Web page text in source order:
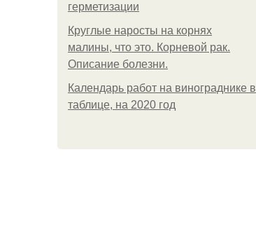
герметизации
Круглые наросты на корнях
малины, что это. Корневой рак.
Описание болезни.
Календарь работ на винограднике в
таблице, на 2020 год